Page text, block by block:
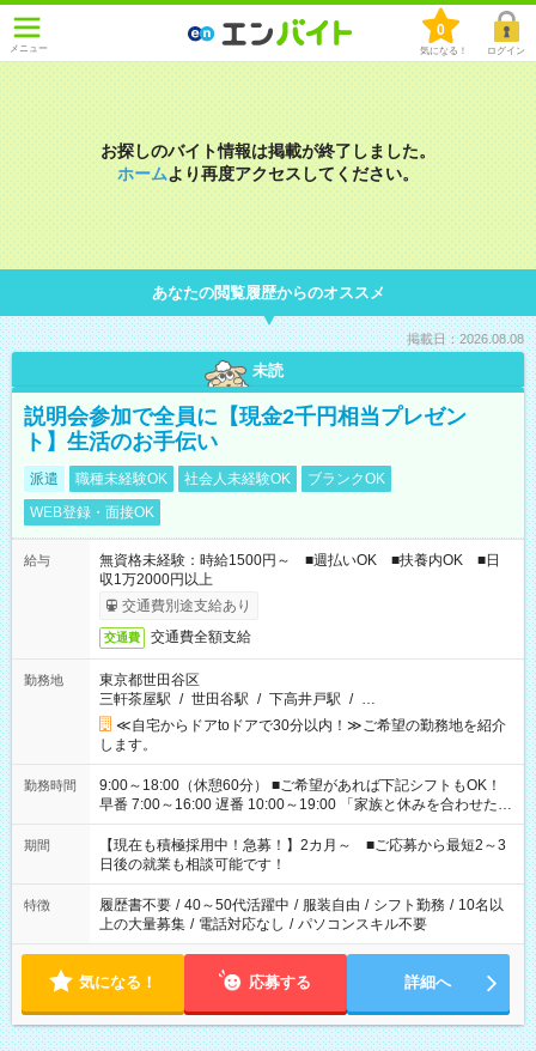
メニュー
0
気になる！ ログイン
お探しのバイト情報は掲載が終了しました。
ホームより再度アクセスしてください。
あなたの閲覧履歴からのオススメ
掲載日：2026.08.08
未読
説明会参加で全員に【現金2千円相当プレゼン
ト】生活のお手伝い
派遣 職種未経験OK 社会人未経験OK
ブランクOK
WEB登録・面接OK
給与
無資格未経験：時給1500円～ ■週払いOK ■扶養内OK ■日
収1万2000円以上
交通費別途支給あり
交通費 交通費全額支給
勤務地
東京都世田谷区
三軒茶屋駅 / 世田谷駅 / 下高井戸駅 / …
≪自宅からドアtoドアで30分以内！≫ご希望の勤務地を紹介
します。
勤務時間
9:00～18:00（休憩60分） ■ご希望があれば下記シフトもOK！
早番 7:00～16:00 遅番 10:00～19:00 「家族と休みを合わせた
い」 「余裕を持って夕飯の準備がしたい」 「できれば残業はし
たくない」 など、ご希望を教えてくださいね。 ※Wワーク希望
の方へ 今ご覧のお仕事で希望する勤務時間と、もう1つのお仕事
の勤務時間。 合計で週40時間を超える場合は応募できません。
期間
【現在も積極採用中！急募！】2カ月～ ■ご応募から最短2～3
日後の就業も相談可能です！
特徴 履歴書不要 / 40～50代活躍中 / 服装自由 / シフト勤務 / 10名以
上の大量募集 / 電話対応なし / パソコンスキル不要
気になる！ 応募する 詳細へ